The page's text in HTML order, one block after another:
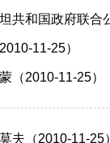
共和国政府联合
11-25）
（2010-11-25）
夫（2010-11-25